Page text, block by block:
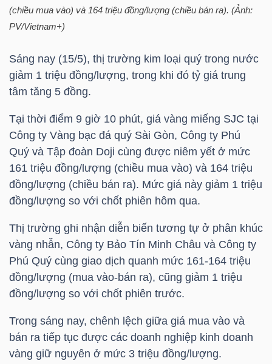
(chiều mua vào) và 164 triệu đồng/lượng (chiều bán ra). (Ảnh:
PV/Vietnam+)
Sáng nay (15/5), thị trường kim loại quý trong nước
giảm 1 triệu đồng/lượng, trong khi đó tỷ giá trung
tâm tăng 5 đồng.
Tại thời điểm 9 giờ 10 phút, giá vàng miếng SJC tại
Công ty Vàng bạc đá quý Sài Gòn, Công ty Phú
Quý và Tập đoàn Doji cùng được niêm yết ở mức
161 triệu đồng/lượng (chiều mua vào) và 164 triệu
đồng/lượng (chiều bán ra). Mức giá này giảm 1 triệu
đồng/lượng so với chốt phiên hôm qua.
Thị trường ghi nhận diễn biến tương tự ở phân khúc
vàng nhẫn, Công ty Bảo Tín Minh Châu và Công ty
Phú Quý cùng giao dịch quanh mức 161-164 triệu
đồng/lượng (mua vào-bán ra), cũng giảm 1 triệu
đồng/lượng so với chốt phiên trước.
Trong sáng nay, chênh lệch giữa giá mua vào và
bán ra tiếp tục được các doanh nghiệp kinh doanh
vàng giữ nguyên ở mức 3 triệu đồng/lượng.
KINH
TẾ
THẾ
ĐÔNG
TÀI
CHÍNH
CÁ
NHÂN
PHÂN
TÍCH